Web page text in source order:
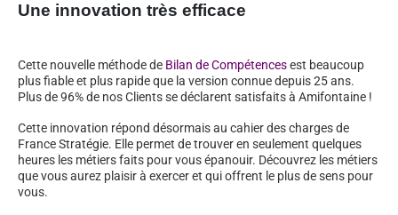
Une innovation très efficace
Cette nouvelle méthode de Bilan de Compétencesest beaucoup
plus fiable et plus rapide que la version connue depuis 25 ans.
Plus de 96% de nos Clients se déclarent satisfaits à Amifontaine !
Cette innovation répond désormais au cahier des charges de
France Stratégie. Elle permet de trouver en seulement quelques
heures les métiers faits pour vous épanouir. Découvrez les métiers
que vous aurez plaisir à exercer et qui offrent le plus de sens pour
vous.